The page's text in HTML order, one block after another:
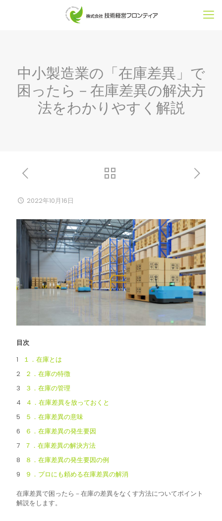
中小製造業の「在庫差異」で
困ったら－在庫差異の解決方
法をわかりやすく解説
2022年10月16日
目次
１．在庫とは
２．在庫の特徴
３．在庫の管理
４．在庫差異を放っておくと
５．在庫差異の意味
６．在庫差異の発生要因
７．在庫差異の解決方法
８．在庫差異の発生要因の例
９．プロにも頼める在庫差異の解消
在庫差異で困ったら－在庫の差異をなくす方法についてポイント
解説をします。